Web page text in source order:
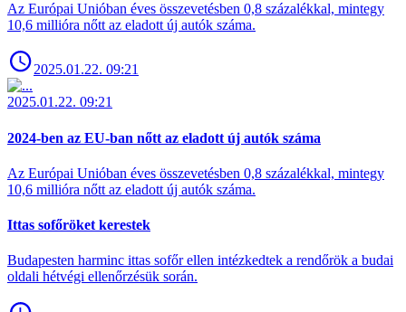
Az Európai Unióban éves összevetésben 0,8 százalékkal, mintegy
10,6 millióra nőtt az eladott új autók száma.
2025.01.22. 09:21
2025.01.22. 09:21
2024-ben az EU-ban nőtt az eladott új autók száma
Az Európai Unióban éves összevetésben 0,8 százalékkal, mintegy
10,6 millióra nőtt az eladott új autók száma.
Ittas sofőröket kerestek
Budapesten harminc ittas sofőr ellen intézkedtek a rendőrök a budai
oldali hétvégi ellenőrzésük során.